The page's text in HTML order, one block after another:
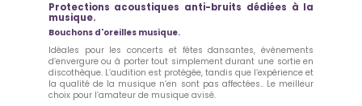
Protections acoustiques anti-bruits dédiées à la
musique.
Bouchons d'oreilles musique.
Idéales pour les concerts et fêtes dansantes, événements
d’envergure ou à porter tout simplement durant une sortie en
discothèque. L’audition est protégée, tandis que l’expérience et
la qualité de la musique n’en sont pas affectées.. Le meilleur
choix pour l’amateur de musique avisé.